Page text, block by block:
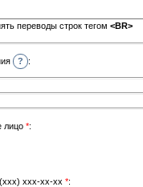
переводы строк тегом <BR>
? :
лицо *:
ххх-хх-хх *: